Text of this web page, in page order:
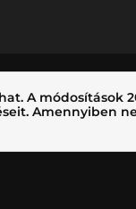
A módosítások
Amennyiben